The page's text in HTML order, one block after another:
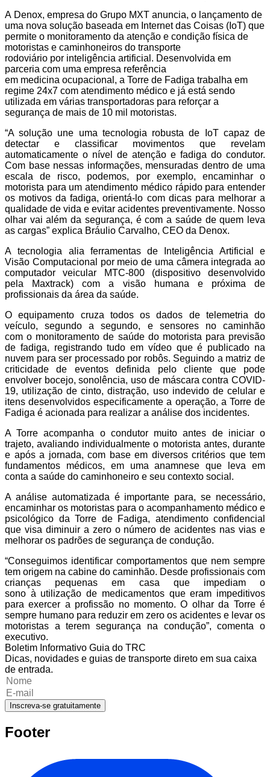
A Denox, empresa do Grupo MXT anuncia, o lançamento de
uma nova solução baseada em Internet das Coisas (IoT) que
permite o monitoramento da atenção e condição física de
motoristas e caminhoneiros do transporte
rodoviário por inteligência artificial. Desenvolvida em
parceria com uma empresa referência
em medicina ocupacional, a Torre de Fadiga trabalha em
regime 24x7 com atendimento médico e já está sendo
utilizada em várias transportadoras para reforçar a
segurança de mais de 10 mil motoristas.
“A solução une uma tecnologia robusta de IoT capaz de
detectar e classificar movimentos que revelam
automaticamente o nível de atenção e fadiga do condutor.
Com base nessas informações, mensuradas dentro de uma
escala de risco, podemos, por exemplo, encaminhar o
motorista para um atendimento médico rápido para entender
os motivos da fadiga, orientá-lo com dicas para melhorar a
qualidade de vida e evitar acidentes preventivamente. Nosso
olhar vai além da segurança, é com a saúde de quem leva
as cargas” explica Bráulio Carvalho, CEO da Denox.
A tecnologia alia ferramentas de Inteligência Artificial e
Visão Computacional por meio de uma câmera integrada ao
computador veicular MTC-800 (dispositivo desenvolvido
pela Maxtrack) com a visão humana e próxima de
profissionais da área da saúde.
O equipamento cruza todos os dados de telemetria do
veículo, segundo a segundo, e sensores no caminhão
com o monitoramento de saúde do motorista para previsão
de fadiga, registrando tudo em vídeo que é publicado na
nuvem para ser processado por robôs. Seguindo a matriz de
criticidade de eventos definida pelo cliente que pode
envolver bocejo, sonolência, uso de máscara contra COVID-
19, utilização de cinto, distração, uso indevido de celular e
itens desenvolvidos especificamente a operação, a Torre de
Fadiga é acionada para realizar a análise dos incidentes.
A Torre acompanha o condutor muito antes de iniciar o
trajeto, avaliando individualmente o motorista antes, durante
e após a jornada, com base em diversos critérios que tem
fundamentos médicos, em uma anamnese que leva em
conta a saúde do caminhoneiro e seu contexto social.
A análise automatizada é importante para, se necessário,
encaminhar os motoristas para o acompanhamento médico e
psicológico da Torre de Fadiga, atendimento confidencial
que visa diminuir a zero o número de acidentes nas vias e
melhorar os padrões de segurança de condução.
“Conseguimos identificar comportamentos que nem sempre
tem origem na cabine do caminhão. Desde profissionais com
crianças pequenas em casa que impediam o
sono à utilização de medicamentos que eram impeditivos
para exercer a profissão no momento. O olhar da Torre é
sempre humano para reduzir em zero os acidentes e levar os
motoristas a terem segurança na condução”, comenta o
executivo.
Boletim Informativo Guia do TRC
Dicas, novidades e guias de transporte direto em sua caixa
de entrada.
Inscreva-se gratuitamente
Footer